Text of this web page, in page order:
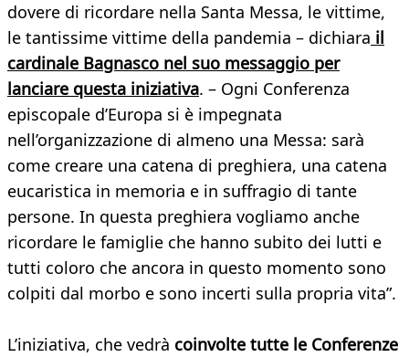
dovere di ricordare nella Santa Messa, le vittime,
le tantissime vittime della pandemia – dichiara il
cardinale Bagnasco nel suo messaggio per
lanciare questa iniziativa. – Ogni Conferenza
episcopale d’Europa si è impegnata
nell’organizzazione di almeno una Messa: sarà
come creare una catena di preghiera, una catena
eucaristica in memoria e in suffragio di tante
persone. In questa preghiera vogliamo anche
ricordare le famiglie che hanno subito dei lutti e
tutti coloro che ancora in questo momento sono
colpiti dal morbo e sono incerti sulla propria vita”.
L’iniziativa, che vedrà coinvolte tutte le Conferenze